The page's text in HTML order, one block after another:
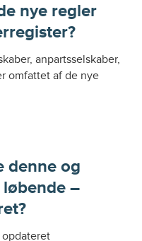
nye regler
anpartsselskaber,
omfattet af de nye
denne og
–